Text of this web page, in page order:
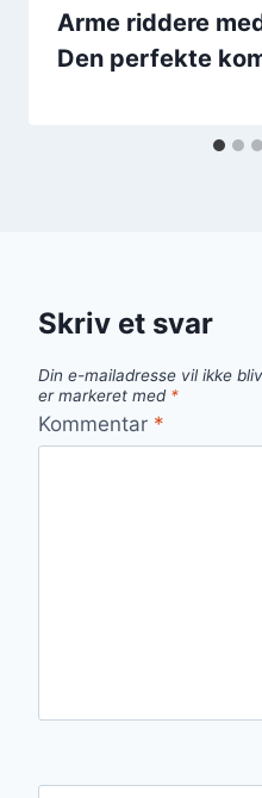
Arme riddere
Den perfekte
Skriv et svar
Din e-mailadresse vil ikke
er markeret med *
Kommentar *